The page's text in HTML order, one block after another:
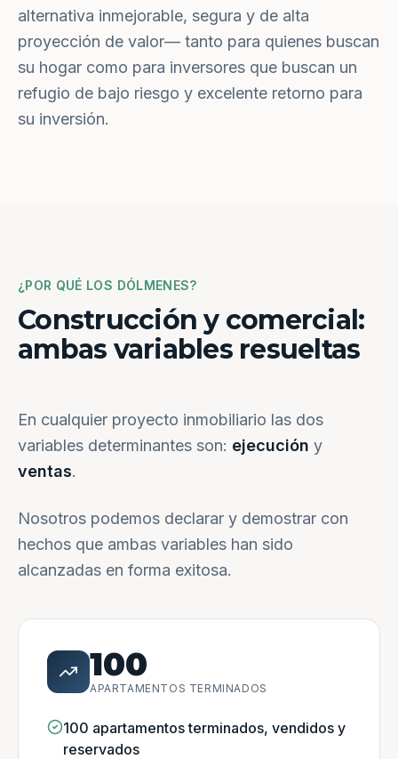
alternativa inmejorable, segura y de alta
proyección de valor— tanto para quienes buscan
su hogar como para inversores que buscan un
refugio de bajo riesgo y excelente retorno para
su inversión.
¿POR QUÉ LOS DÓLMENES?
Construcción y comercial:
ambas variables resueltas
En cualquier proyecto inmobiliario las dos
variables determinantes son: ejecución y
ventas.
Nosotros podemos declarar y demostrar con
hechos que ambas variables han sido
alcanzadas en forma exitosa.
100
APARTAMENTOS TERMINADOS
100 apartamentos terminados, vendidos y
reservados